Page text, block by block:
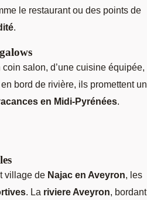
le restaurant ou des points de
.
coin salon, d’une cuisine équipée,
bord de rivière, ils promettent un
en Midi-Pyrénées.
village de Najac en Aveyron, les
. La riviere Aveyron, bordant